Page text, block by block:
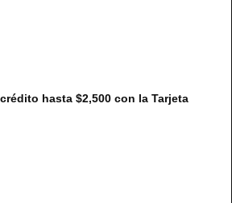
hasta $2,500 con la Tarjeta